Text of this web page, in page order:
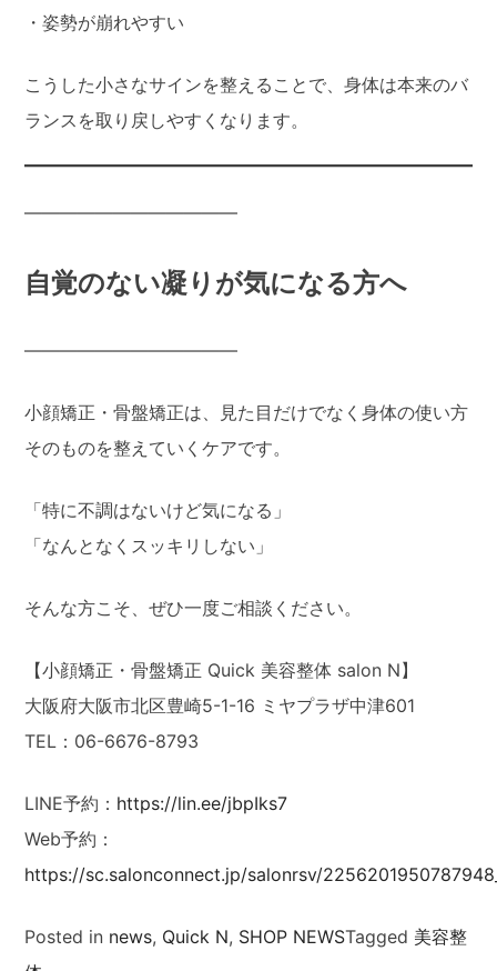
・姿勢が崩れやすい
こうした小さなサインを整えることで、身体は本来のバ
ランスを取り戻しやすくなります。
――――――――――――
自覚のない凝りが気になる方へ
――――――――――――
小顔矯正・骨盤矯正は、見た目だけでなく身体の使い方
そのものを整えていくケアです。
「特に不調はないけど気になる」
「なんとなくスッキリしない」
そんな方こそ、ぜひ一度ご相談ください。
【小顔矯正・骨盤矯正 Quick 美容整体 salon N】
大阪府大阪市北区豊崎5-1-16 ミヤプラザ中津601
TEL：06-6676-8793
LINE予約： https://lin.ee/jbpIks7
Web予約：
https://sc.salonconnect.jp/salonrsv/
Posted in news, Quick N, SHOP NEWSTagged 美容整